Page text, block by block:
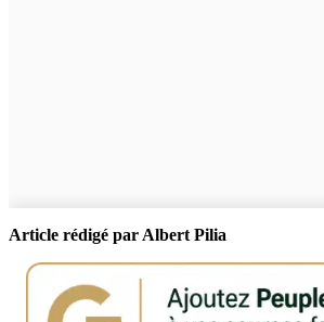
Article rédigé par Albert Pilia